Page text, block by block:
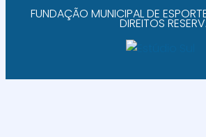
FUNDAÇÃO MUNICIPAL DE
DIREITOS